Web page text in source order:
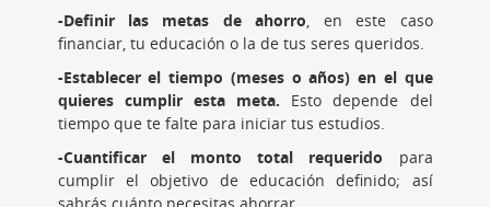
-Definir las metas de ahorro , en este caso
financiar, tu educación o la de tus seres queridos.
-Establecer el tiempo (meses o años) en el que
quieres cumplir esta meta. Esto depende del
tiempo que te falte para iniciar tus estudios.
-Cuantificar el monto total requerido para
cumplir el objetivo de educación definido; así
sabrás cuánto necesitas ahorrar.